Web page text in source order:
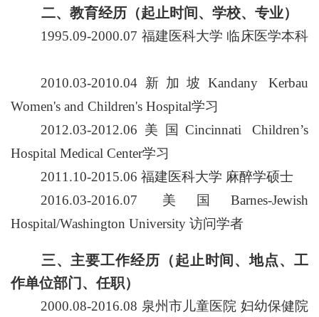
二、教育经历（起止时间、学校、专业）
1995.09-2000.07 福建医科大学 临床医学本科
2010.03-2010.04新加坡Kandany Kerbau
Women's and Children's Hospital学习
2012.03-2012.06美国Cincinnati Children’s
Hospital Medical Center学习
2011.10-2015.06 福建医科大学 麻醉学硕士
2016.03-2016.07 美国Barnes-Jewish
Hospital/Washington University 访问学者
三、主要工作经历（起止时间、地点、工
作单位部门、任职）
2000.08-2016.08 泉州市儿童医院 妇幼保健院